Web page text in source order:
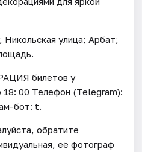
улица; Арбат;
билетов у
18: 00 Телефон (Telegram):
бот: t.
обратите
её фотограф